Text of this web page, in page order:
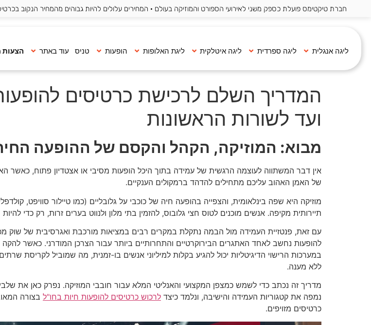
חברת טיקטימס פועלת כספק משני לאירועי הספורט והמוזיקה בעולם · המחירים עלולים להיות גבוהים מהמחיר הנקוב
ליגה אנגלית ליגה ספרדית ליגה איטלקית ליגת האלופות הופעות טניס עוד באתר הצעות
המדריך השלם לרכישת כרטיסים
ועד לשורות הראשונות
מבוא: המוזיקה, הקהל והקסם של ההופעה
אין דבר המשתווה לעוצמה הרגשית של עמידה בתוך היכל הופעות מסיבי או אצטדיון פתוח, כאשר
של האמן האהוב עליכם מתחילים להדהד ברמקולים הענקיים.
מוזיקה היא שפה בינלאומית, והצפייה בהופעה חיה של כוכבי על גלובליים (כמו טיילור סוויפט,
תיירותית מקיפה. אנשים מוכנים לטוס חצי גלובוס, להזמין בתי מלון ולנווט בערים זרות, רק כדי
עם זאת, פנטזיית העמידה מול הבמה נתקלת במקרים רבים במציאות מורכבת ואגרסיבית של שוק
במערכות הרישוי הדיגיטליות יכול להגיע בקלות למיליוני אנשים בו-זמנית, מה שמוביל לקריסת
ללא מענה.
מדריך זה נכתב כדי לשמש כמצפן המקצועי והאנליטי המלא עבור חובבי המוזיקה. נפרק כאן את
נמפה את קטגוריות העמידה והישיבה, ונלמד כיצד לרכוש כרטיסים להופעות חיות בחו"ל בצורה
כרטיסים מזויפים.